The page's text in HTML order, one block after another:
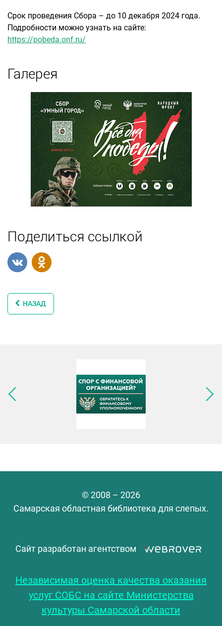
Срок проведения Сбора – до 10 декабря 2024 года.
Подробности можно узнать на сайте:
https://pobeda.onf.ru/
Галерея
Поделиться ссылкой
НАЗАД
Следующее изображение
© 2008 – 2026
Самарская областная библиотека для слепых.
Сайт разработан агентством
Независимая оценка качества оказания
услуг СОБС на сайте Министерства
культуры Самарской области